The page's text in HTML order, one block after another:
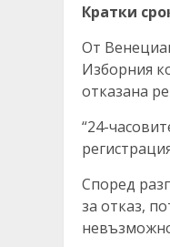
Кратки
От
Изборния
отказана
“24-
Според
за отказ,